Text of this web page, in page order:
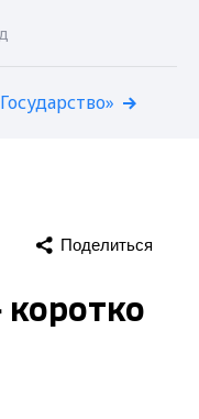
Поделиться
коротко